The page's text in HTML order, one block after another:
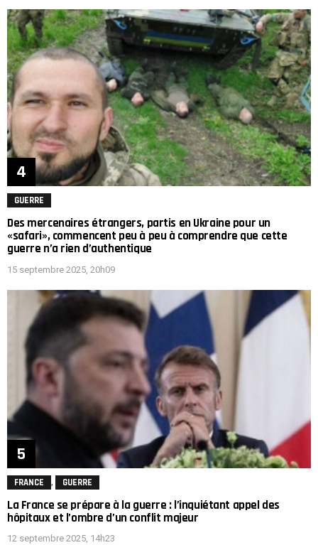
GUERRE
Des mercenaires étrangers, partis en Ukraine pour un
«safari», commencent peu à peu à comprendre que cette
guerre n’a rien d’authentique
15 septembre 2025, 20h09
FRANCE , GUERRE
La France se prépare à la guerre : l’inquiétant appel des
hôpitaux et l’ombre d’un conflit majeur
12 septembre 2025, 14h23